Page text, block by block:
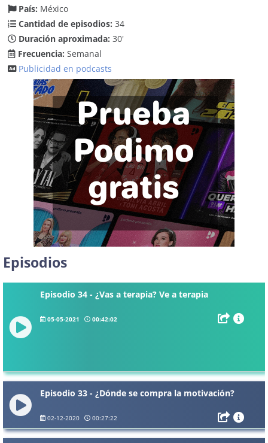
País: México
Cantidad de episodios: 34
Duración aproximada: 30'
Frecuencia: Semanal
Publicidad en podcasts
Episodios
Episodio 34 - ¿Vas a terapia? Ve a terapia
05-05-2021 00:42:02
Episodio 33 - ¿Dónde se compra la motivación?
02-12-2020 00:27:22